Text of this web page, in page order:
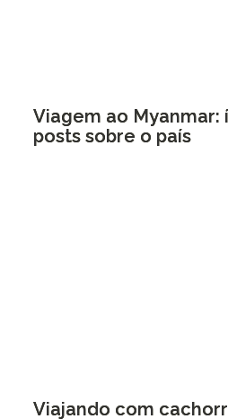
Viagem ao Myanmar:
posts sobre o país
Viajando com